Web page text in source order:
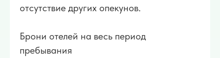
отсутствие других опекунов.
Брони отелей на весь период
пребывания